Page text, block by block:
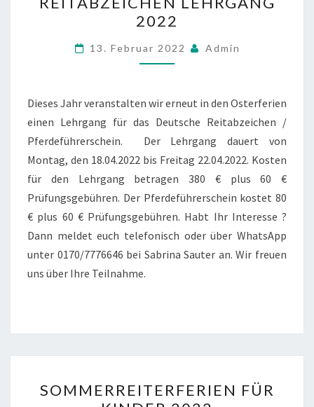
LEHRGANG
2022
2022
13. Februar 2022 Admin
Dieses Jahr veranstalten wir erneut in den Osterferien
einen Lehrgang für das Deutsche Reitabzeichen /
Pferdeführerschein. Der Lehrgang dauert von
Montag, den 18.04.2022 bis Freitag 22.04.2022. Kosten
für den Lehrgang betragen 380 € plus 60 €
Prüfungsgebühren. Der Pferdeführerschein kostet 80
€ plus 60 € Prüfungsgebühren. Habt Ihr Interesse ?
Dann meldet euch telefonisch oder über WhatsApp
unter 0170/7776646 bei Sabrina Sauter an. Wir freuen
uns über Ihre Teilnahme.
FÜR
SOMMERREITERFERIEN FÜR